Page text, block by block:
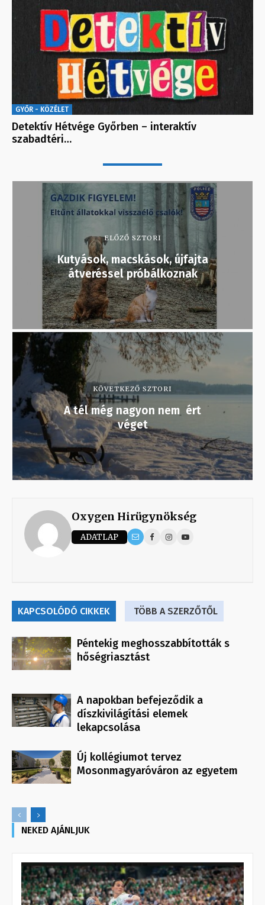
GYŐR - KÖZÉLET
Detektív Hétvége Győrben – interaktív
szabadtéri…
ELŐZŐ SZTORI
Kutyások, macskások, újfajta
átveréssel próbálkoznak
KÖVETKEZŐ SZTORI
A tél még nagyon nem ért
véget
Oxygen Hirügynökség
ADATLAP
KAPCSOLÓDÓ CIKKEK TÖBB A SZERZŐTŐL
Péntekig meghosszabbították s
hőségriasztást
A napokban befejeződik a
díszkivilágítási elemek
lekapcsolása
Új kollégiumot tervez
Mosonmagyaróváron az egyetem
NEKED AJÁNLJUK